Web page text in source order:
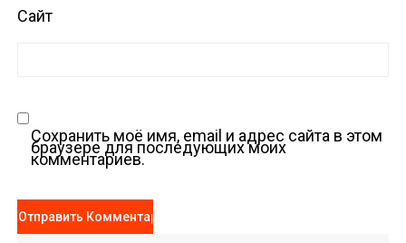
Сайт
Сохранить моё имя, email и адрес сайта в этом
браузере для последующих моих
комментариев.